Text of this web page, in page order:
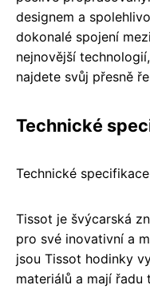
designem a
dokonalé spojení
nejnovější
najdete svůj přesně
Technické
Technické
Tissot je švýcarská
pro své inovativní a
jsou Tissot hodinky
materiálů a mají